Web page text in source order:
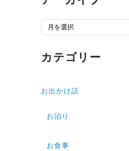
ー
カ
イ
カテゴリー
お出かけ話
お泊り
お食事